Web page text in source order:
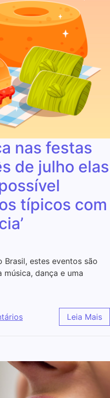
nas festas
de julho elas
típicos com
estes eventos são
dança e uma
Leia Mais